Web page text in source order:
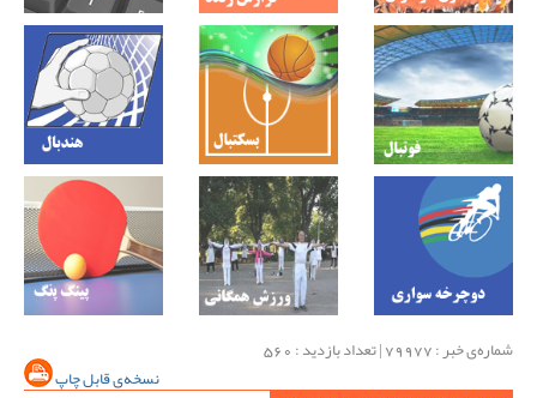
شماره‌ی خبر : ‌79977 | تعداد بازدید : 560
نسخه‌ی قابل چاپ